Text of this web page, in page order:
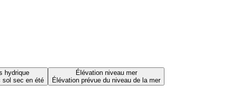
hydrique
sol sec en été
Élévation niveau mer
Élévation prévue du niveau de la mer